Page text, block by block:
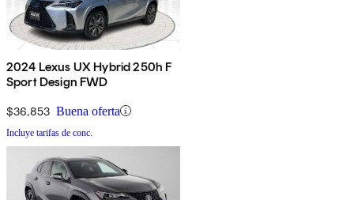
2024 Lexus UX Hybrid 250h F
Sport Design FWD
$36,853 Buena oferta
Incluye tarifas de conc.